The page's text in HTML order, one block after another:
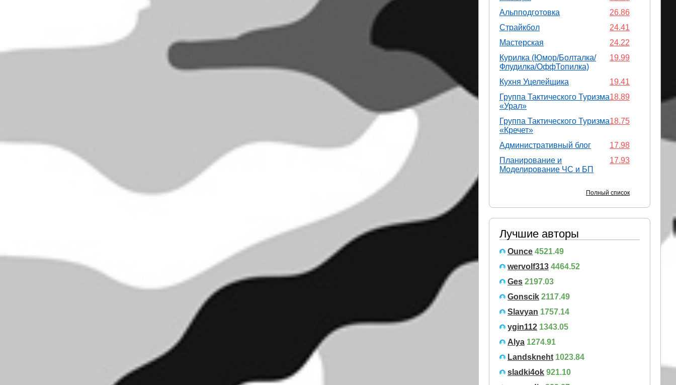
26.86
Альпподготовка
24.41
Страйкбол
24.22
Мастерская
19.99
Курилка (Юмор/Болталка/
Флудилка/ОффТопилка)
19.41
Кухня Уцелейщика
18.89
Группа Тактического Туризма
«Урал»
18.75
Группа Тактического Туризма
«Кречет»
17.98
Административный блог
17.93
Планирование и
Моделирование ЧС и БП
Полный список
Лучшие авторы
Ounce 4521.49
wervolf313 4464.52
Ges 2197.03
Gonscik 2117.49
Slavyan 1757.14
ygin112 1343.05
Alya 1274.91
Landskneht 1023.84
sladki4ok 921.10